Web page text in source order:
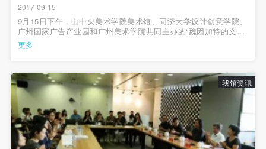
2017-09-15
9月15日下午，由中央美术学院美术馆、同济大学设计创意学院、
广州国家广告产业园和广州美术学院共同主办的“魏因加特的文字
设计中国巡展2017·北京站”在中央美术学院美术馆如期开幕。
更多
我馆资讯
中央美术学院美术馆肖像权许可使用协议
根据《中华人民共和国广告法》、《中华人民共和国
民法通则》以及 最高人民法院关于贯彻执行 《中华
有关规定，为明确肖像许可方（甲方）和使用方（乙
方）的权利义务关系，经双方友好协商，甲乙双方就
带有甲方肖像的作品的使用达成如下一致协议：
一、 一般约定
（1）、甲方为本协议中的肖像权人，自愿将自己的
中央美术学院美术馆肖像权许可使用协议
根据《中华人民共和国广告法》、《中华人民共和国
民法通则》以及 最高人民法院关于贯彻执行 《中华
有关规定，为明确肖像许可方（甲方）和使用方（乙
方）的权利义务关系，经双方友好协商，甲乙双方就
带有甲方肖像的作品的使用达成如下一致协议：
一、 一般约定
（1）、甲方为本协议中的肖像权人，自愿将自己的
中央美术学院美术馆肖像权许可使用协议
根据《中华人民共和国广告法》、《中华人民共和国
民法通则》以及 最高人民法院关于贯彻执行 《中华
有关规定，为明确肖像许可方（甲方）和使用方（乙
方）的权利义务关系，经双方友好协商，甲乙双方就
带有甲方肖像的作品的使用达成如下一致协议：
一、 一般约定
（1）、甲方为本协议中的肖像权人，自愿将自己的